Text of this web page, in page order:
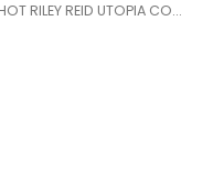
FLESHLIGHT - QUICKSHOT RILEY REID UTOPIA COMPATTA